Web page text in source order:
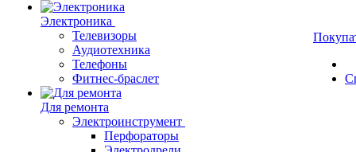
Электроника
Телевизоры
Аудиотехника
Телефоны
Фитнес-браслет
Для ремонта
Электроинструмент
Перфораторы